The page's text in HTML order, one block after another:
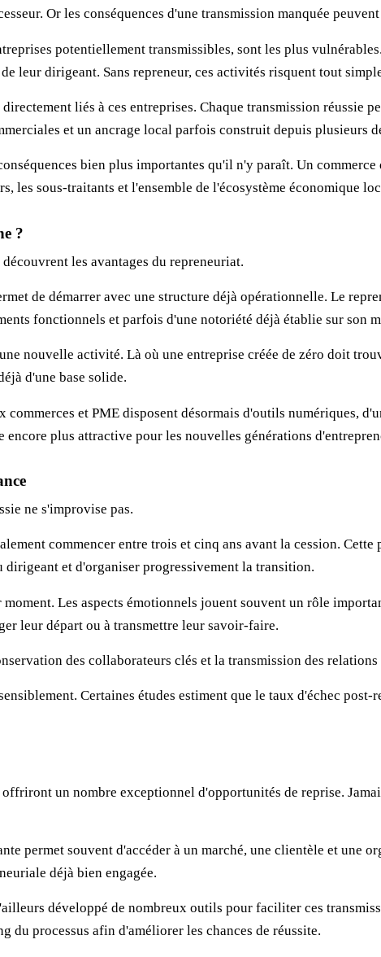
Or les conséquences d'une transmission manquée
potentiellement transmissibles, sont les plus
leur dirigeant. Sans repreneur, ces activités risquent tout
liés à ces entreprises. Chaque transmission réussie
et un ancrage local parfois construit depuis plusieurs
bien plus importantes qu'il n'y paraît. Un
les sous-traitants et l'ensemble de l'écosystème économique
?
les avantages du repreneuriat.
de démarrer avec une structure déjà opérationnelle. Le
fonctionnels et parfois d'une notoriété déjà établie sur son
nouvelle activité. Là où une entreprise créée de zéro doit
d'une base solide.
et PME disposent désormais d'outils numériques,
plus attractive pour les nouvelles générations
ne s'improvise pas.
commencer entre trois et cinq ans avant la cession.
dirigeant et d'organiser progressivement la transition.
Les aspects émotionnels jouent souvent un rôle
leur départ ou à transmettre leur savoir-faire.
des collaborateurs clés et la transmission des
Certaines études estiment que le taux d'échec
un nombre exceptionnel d'opportunités de reprise.
permet souvent d'accéder à un marché, une clientèle et une
déjà bien engagée.
développé de nombreux outils pour faciliter ces
du processus afin d'améliorer les chances de réussite.